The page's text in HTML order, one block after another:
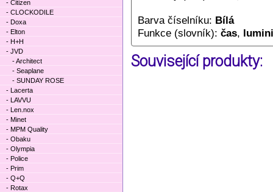
Barva číselníku: Bílá
Funkce (slovník): čas,
Související produkty:
- Citizen
- CLOCKODILE
- Doxa
- Elton
- H+H
- JVD
- Architect
- Seaplane
- SUNDAY ROSE
- Lacerta
- LAVVU
- Len.nox
- Minet
- MPM Quality
- Obaku
- Olympia
- Police
- Prim
- Q+Q
- Rotax